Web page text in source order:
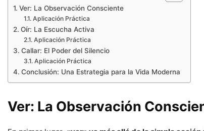
Ver: La Observación Consciente
Aplicación Práctica
Oír: La Escucha Activa
Aplicación Práctica
Callar: El Poder del Silencio
Aplicación Práctica
Conclusión: Una Estrategia para la Vida Moderna
Ver: La Observación